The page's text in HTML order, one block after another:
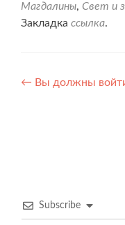
Магдалины, Свет и
Закладка ссылка.
← Вы должны
Subscribe